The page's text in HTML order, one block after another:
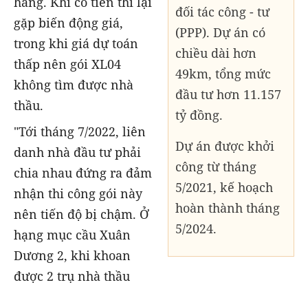
đối tác công - tư
(PPP). Dự án có
chiều dài hơn
49km, tổng mức
đầu tư hơn 11.157
tỷ đồng.
Dự án được khởi
công từ tháng
5/2021, kế hoạch
hoàn thành tháng
5/2024.
gặp biến động giá,
trong khi giá dự toán
thấp nên gói XL04
không tìm được nhà
thầu.
"Tới tháng 7/2022, liên
danh nhà đầu tư phải
chia nhau đứng ra đảm
nhận thi công gói này
nên tiến độ bị chậm. Ở
hạng mục cầu Xuân
Dương 2, khi khoan
được 2 trụ nhà thầu